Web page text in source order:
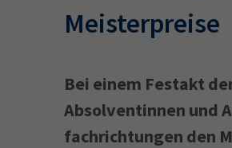
Meisterpreise
Bei einem Festakt
Absolventinnen und
fachrichtungen den